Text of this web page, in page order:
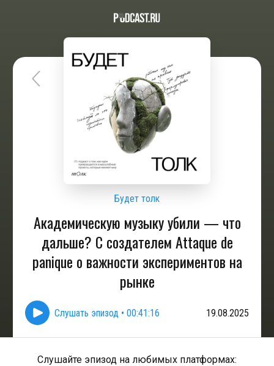
Будет толк
Академическую музыку убили — что
дальше? С создателем Attaque de
panique о важности экспериментов на
рынке
Слушать эпизод • 00:41:16 19.08.2025
Слушайте эпизод на любимых платформах: